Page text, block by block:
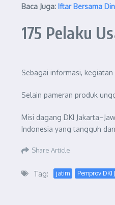
Baca Juga: Iftar Bersama
175 Pelaku
Sebagai informasi,
Selain pameran produk
Misi dagang DKI
Indonesia yang tangguh
Share Article
Tag: jatim Pemprov DKI